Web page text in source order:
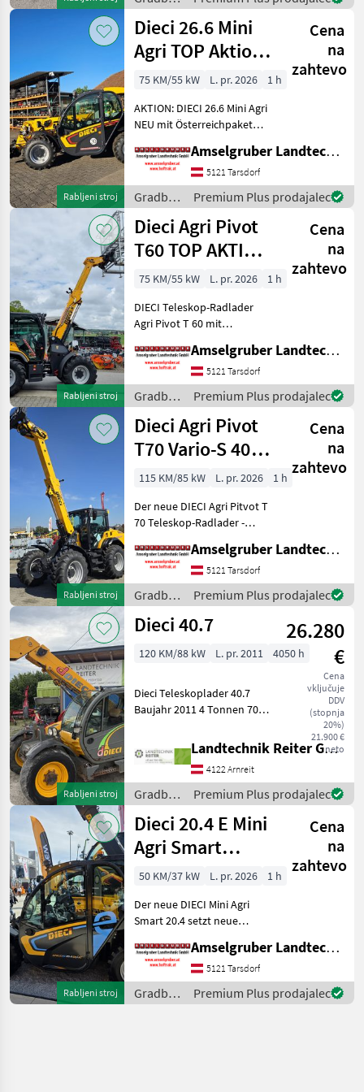
Österreichpaket (TOP
stroji /
Dieci
Rabljeni stroj
Dieci 26.6 Mini
Agri TOP Aktion
mit
Österreichpaket
Cena
na
zahtevo
75 KM/55 kW L. pr. 2026
1 h
AKTION: DIECI 26.6 Mini Agri
NEU mit Österreichpaket
Kg Traglast -578cm
Hubhöhe
Werkzeugunterkante -Unter
200cm Bauhöhe -75 PS 4
Zylind
Amselgruber Landtechnik GmbH
5121 Tarsdorf
Gradbeni
stroji /
Dieci
Premium Plus prodajalec
Rabljeni stroj
Dieci Agri Pivot
T60 TOP AKTION
mit
Österreichpaket
Cena
na
zahtevo
75 KM/55 kW L. pr. 2026
1 h
DIECI Teleskop-Radlader
Agri Pivot T 60 mit
Aktionspreis! (solange der
Vorrat reicht) -75 PS Kubota
Motor -40 Km/h
Höchstgeschwindigkeit -
Hubh
Amselgruber Landtechnik GmbH
5121 Tarsdorf
Gradbeni
stroji /
Dieci
Premium Plus prodajalec
Rabljeni stroj
Dieci Agri Pivot
T70 Vario-S 40
Km/h+Druckluft
Cena
na
zahtevo
115 KM/85 kW L. pr. 2026
1 h
Der neue DIECI Agri Pitvot T
70 Teleskop-Radlader -
Ausstattung. DER NEUE
AGRI PIVOT T 70 setzt völlig
neue Maßstäbe im
Teleskop-Radladers
Amselgruber Landtechnik GmbH
5121 Tarsdorf
Gradbeni
stroji /
Dieci
Premium Plus prodajalec
Rabljeni stroj
Dieci 40.7
26.280
€
Cena
vključuje
DDV
(stopnja
20%)
21.900 €
neto
120 KM/88 kW L. pr. 2011 4050 h
Dieci Teleskoplader 40.7
Baujahr 2011 4 Tonnen 705
horizontale Reichweite
125PS FPT Motor 24 Zoll
Reifen 3. Steuerkreis Dieci
Aufnahme 4080
Landtechnik Reiter GmbH.
4122 Arnreit
Gradbeni
stroji /
Dieci
Premium Plus prodajalec
Rabljeni stroj
Dieci 20.4 E Mini
Agri Smart
ELEKTRO
Teleskoplader
TOP
Cena
na
zahtevo
50 KM/37 kW L. pr. 2026
1 h
Der neue DIECI Mini Agri
Smart 20.4 setzt neue
Teleskopladermarkt. 100 %
Elektro! -Größte Kabine
(Baugleich vom Modell 26.6
Mini Agri) -Echt
Amselgruber Landtechnik GmbH
5121 Tarsdorf
Gradbeni
stroji /
Premium Plus prodajalec